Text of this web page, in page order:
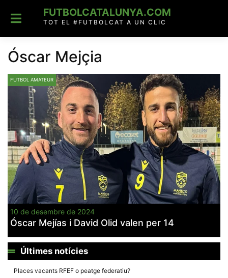
content
FUTBOLCATALUNYA.COM
TOT EL #FUTBOLCAT A UN CLIC
Óscar Mejçia
FUTBOL AMATEUR
10 de desembre de 2024
Óscar Mejías i David Olid valen per 14
Últimes notícies
Places vacants RFEF o peatge federatiu?